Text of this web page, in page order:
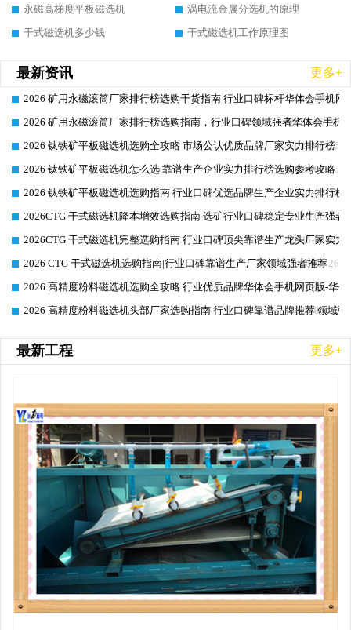
永磁高梯度平板磁选机
涡电流金属分选机的原理
干式磁选机多少钱
干式磁选机工作原理图
最新资讯 更多+
2026-06-26
2026 矿用永磁滚筒厂家排行榜选购干货指南 行业口碑标杆华体会手机网
2026-06-26
2026 矿用永磁滚筒厂家排行榜选购指南，行业口碑领域强者华体会手机
2026-06-26
2026 钛铁矿平板磁选机选购全攻略 市场公认优质品牌厂家实力排行榜
2026-06-26
2026 钛铁矿平板磁选机怎么选 靠谱生产企业实力排行榜选购参考攻略
2026-06-26
2026 钛铁矿平板磁选机选购指南 行业口碑优选品牌生产企业实力排行榜
2026-06-26
2026CTG 干式磁选机降本增效选购指南 选矿行业口碑稳定专业生产强者
2026-06-26
2026CTG 干式磁选机完整选购指南 行业口碑顶尖靠谱生产龙头厂家实力
2026-06-26
2026 CTG 干式磁选机选购指南|行业口碑靠谱生产厂家领域强者推荐
2026-06-26
2026 高精度粉料磁选机选购全攻略 行业优质品牌华体会手机网页版-华
2026-06-26
2026 高精度粉料磁选机头部厂家选购指南 行业口碑靠谱品牌推荐 领域
最新工程 更多+